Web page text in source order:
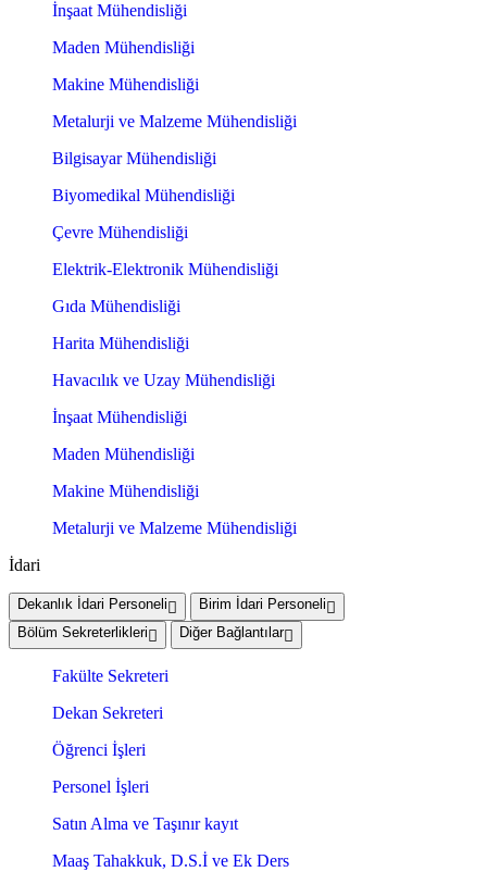
İnşaat Mühendisliği
Maden Mühendisliği
Makine Mühendisliği
Metalurji ve Malzeme Mühendisliği
Bilgisayar Mühendisliği
Biyomedikal Mühendisliği
Çevre Mühendisliği
Elektrik-Elektronik Mühendisliği
Gıda Mühendisliği
Harita Mühendisliği
Havacılık ve Uzay Mühendisliği
İnşaat Mühendisliği
Maden Mühendisliği
Makine Mühendisliği
Metalurji ve Malzeme Mühendisliği
İdari
Dekanlık İdari Personeli
Birim İdari Personeli
Bölüm Sekreterlikleri
Diğer Bağlantılar
Fakülte Sekreteri
Dekan Sekreteri
Öğrenci İşleri
Personel İşleri
Satın Alma ve Taşınır kayıt
Maaş Tahakkuk, D.S.İ ve Ek Ders